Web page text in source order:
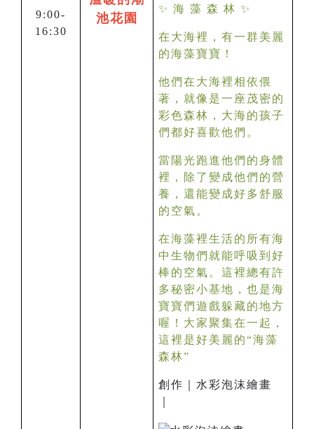
9:00-
16:30
池花園
✨ 海 藻 森 林 ✨
在大海裡，有一群美麗
的海藻寶寶！
他們在大海裡相依偎
著，就像是一座茂密的
彩色森林，大海的孩子
們都好喜歡他們。
當陽光跑進他們的身體
裡，除了變成他們的營
養，還能變成好多舒服
的空氣。
在海藻裡生活的所有海
中生物們就能呼吸到好
棒的空氣。這裡總有許
多秘密小基地，也是海
寶寶們遊戲躲藏的地方
喔！大家聚集在一起，
這裡是好美麗的“海藻
森林”
創作｜水彩泡沫繪畫